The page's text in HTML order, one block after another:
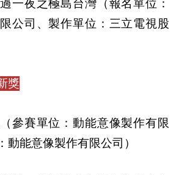
一夜之極島台灣（報名單位：
公司、製作單位：三立電視股
獎
參賽單位：動能意像製作有限
動能意像製作有限公司）